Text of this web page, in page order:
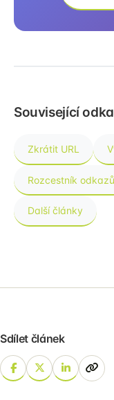
Související
Zkrátit URL
Rozcestník odkazů
Další články
Sdílet článek